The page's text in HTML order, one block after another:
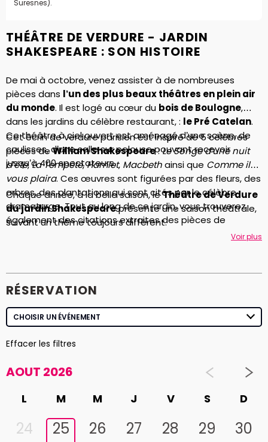
Suresnes).
THÉÂTRE DE VERDURE - JARDIN
SHAKESPEARE : SON HISTOIRE
De mai à octobre, venez assister à de nombreuses
pièces dans l’un des plus beaux théâtres en plein air
du monde. Il est logé au cœur du bois de Boulogne,
dans les jardins du célèbre restaurant, : le Pré Catelan.
Ce théâtre à ciel ouvert est aménagé d’une scène, de
coulisses, d’une salle sur pelouse pouvant recevoir
jusqu’à 400 spectateurs.
Cet écrin de verdure parisien est inspiré de 5 célèbres
pièces deWilliam Shakespeare:Le Songe d’une nuit
d’été,La Tempête,Hamlet, Macbethainsi que Comme il
vous plaira. Ces œuvres sont figurées par des fleurs, des
arbres, des plantations qui sont cités par le célèbre
dramaturge. Tout au long de ce jardin, vous trouverez
également des citations extraites des pièces de
Chaque année, à la belle saison, leThéâtre de Verdure
du jardin Shakespeareprésente une saison théâtrale,
suivant un thème toujours différent.
Voir plus
RÉSERVATION
Effacer les filtres
AOUT 2026
L M M J V S D
24 25 26 27 28 29 30